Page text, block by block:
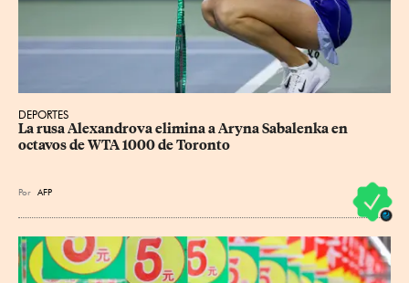
DEPORTES
La rusa Alexandrova elimina a Aryna Sabalenka en
octavos de WTA 1000 de Toronto
Por AFP